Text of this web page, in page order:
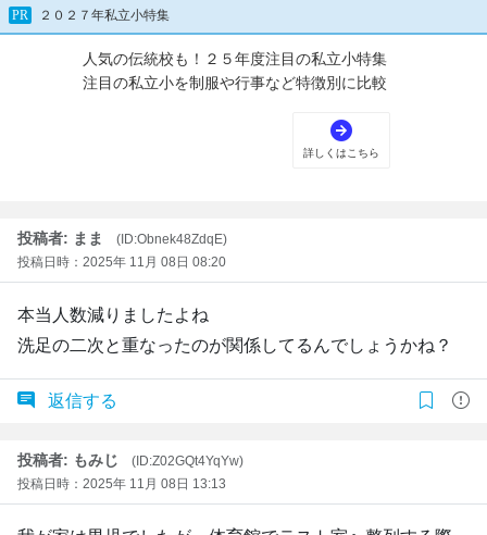
投稿者: まま
(ID:Obnek48ZdqE)
投稿日時：2025年 11月 08日 08:20
本当人数減りましたよね
洗足の二次と重なったのが関係してるんでしょうかね？
返信する
投稿者: もみじ
(ID:Z02GQt4YqYw)
投稿日時：2025年 11月 08日 13:13